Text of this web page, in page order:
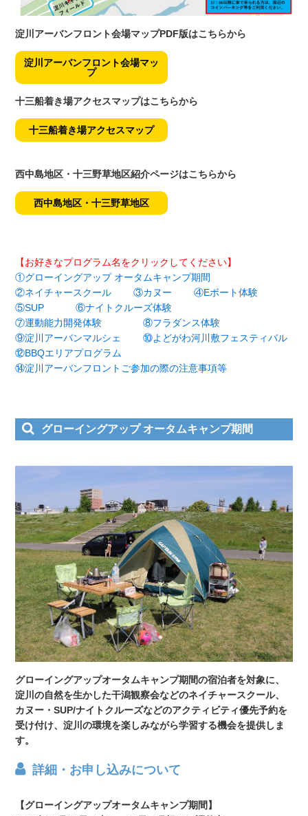
淀川アーバンフロント会場マップPDF版はこちらから
淀川アーバンフロント会場マッ
プ
十三船着き場アクセスマップはこちらから
十三船着き場アクセスマップ
西中島地区・十三野草地区紹介ページはこちらから
西中島地区・十三野草地区
【お好きなプログラム名をクリックしてください】
①グローイングアップ オータムキャンプ期間
②ネイチャースクール
③カヌー
④Eボート体験
⑤SUP
⑥ナイトクルーズ体験
⑦運動能力開発体験
⑧フラダンス体験
⑨淀川アーバンマルシェ
⑩よどがわ河川敷フェスティバル
⑫BBQエリアプログラム
⑭淀川アーバンフロントご参加の際の注意事項等
グローイングアップ オータムキャンプ期間
グローイングアップオータムキャンプ期間の宿泊者を対象に、
淀川の自然を生かした干潟観察会などのネイチャースクール、
カヌー・SUP/ナイトクルーズなどのアクティビティ優先予約を
受け付け、淀川の環境を楽しみながら学習する機会を提供しま
す。
詳細・お申し込みについて
【グローイングアップオータムキャンプ期間】